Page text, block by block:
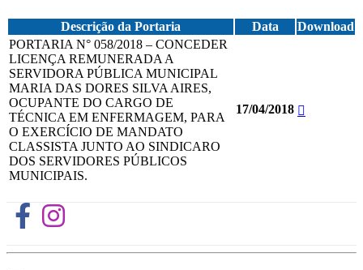
Descrição da Portaria Data
Download
PORTARIA N° 058/2018 – CONCEDER
LICENÇA REMUNERADA A
SERVIDORA PÚBLICA MUNICIPAL
MARIA DAS DORES SILVA AIRES,
OCUPANTE DO CARGO DE
TÉCNICA EM ENFERMAGEM, PARA
O EXERCÍCIO DE MANDATO
CLASSISTA JUNTO AO SINDICARO
DOS SERVIDORES PÚBLICOS
MUNICIPAIS.
17/04/2018